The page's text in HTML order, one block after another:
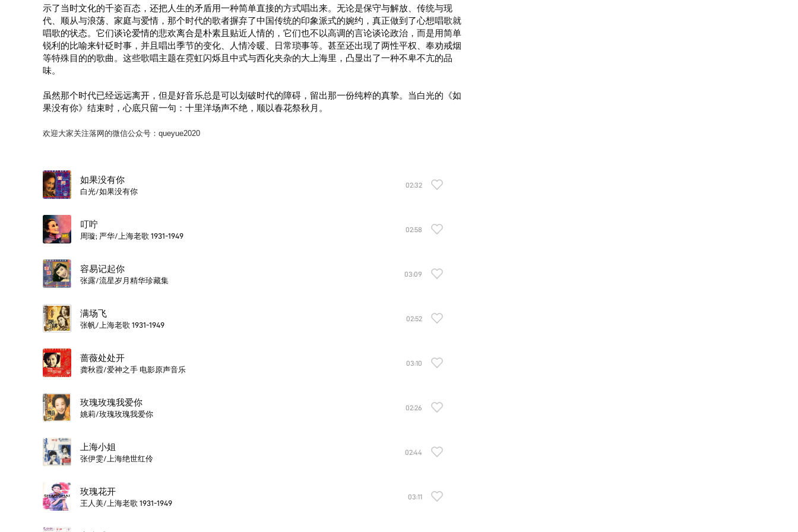
示了当时文化的千姿百态，还把人生的矛盾用一种简单直接的方式唱出来。无论是保守与解放、传统与现
代、顺从与浪荡、家庭与爱情，那个时代的歌者摒弃了中国传统的印象派式的婉约，真正做到了心想唱歌就
唱歌的状态。它们谈论爱情的悲欢离合是朴素且贴近人情的，它们也不以高调的言论谈论政治，而是用简单
锐利的比喻来针砭时事，并且唱出季节的变化、人情冷暖、日常琐事等。甚至还出现了两性平权、奉劝戒烟
等特殊目的的歌曲。这些歌唱主题在霓虹闪烁且中式与西化夹杂的大上海里，凸显出了一种不卑不亢的品
味。
虽然那个时代已经远远离开，但是好音乐总是可以划破时代的障碍，留出那一份纯粹的真挚。当白光的《如
果没有你》结束时，心底只留一句：十里洋场声不绝，顺以春花祭秋月。
欢迎大家关注落网的微信公众号：queyue2020
如果没有你
白光/如果没有你
02:32
叮咛
周璇; 严华/上海老歌 1931-1949
02:58
容易记起你
张露/流星岁月精华珍藏集
03:09
满场飞
张帆/上海老歌 1931-1949
02:52
蔷薇处处开
龚秋霞/爱神之手 电影原声音乐
03:10
玫瑰玫瑰我爱你
姚莉/玫瑰玫瑰我爱你
02:26
上海小姐
张伊雯/上海绝世红伶
02:44
玫瑰花开
王人美/上海老歌 1931-1949
03:11